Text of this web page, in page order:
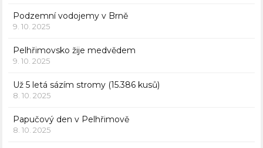
Podzemní vodojemy v Brně
9. 10. 2025
Pelhřimovsko žije medvědem
9. 10. 2025
Už 5 letá sázím stromy (15.386 kusů)
8. 10. 2025
Papučový den v Pelhřimově
8. 10. 2025